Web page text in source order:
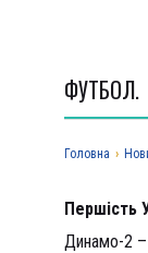
ФУТБОЛ.
Головна ›
Першість
Динамо-2 –